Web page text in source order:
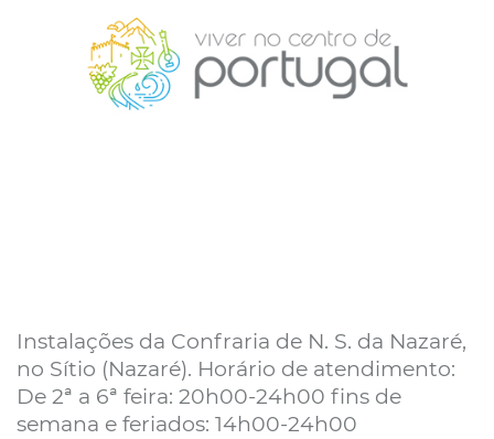
Instalações da Confraria de N. S. da Nazaré,
no Sítio (Nazaré). Horário de atendimento:
De 2ª a 6ª feira: 20h00-24h00 fins de
semana e feriados: 14h00-24h00